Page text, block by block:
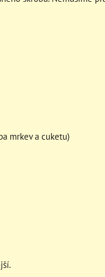
mrkev a cuketu)